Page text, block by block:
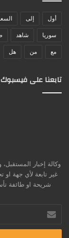
أول إلى
سوريا شاهد
مع من هل
تابعنا على فيسبوك
وكالة إخبار
غير تابعة لأي جهة
شريحة او طائفة
بريدك
الإلكتروني